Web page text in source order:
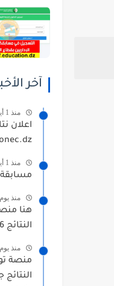
آخر
منذ 1 أيام
اعلان
منذ 1 أيام
مسابقة
منذ يوم
هنا
النتائج 2026 - concours.onec.dz
منذ يوم
منصة